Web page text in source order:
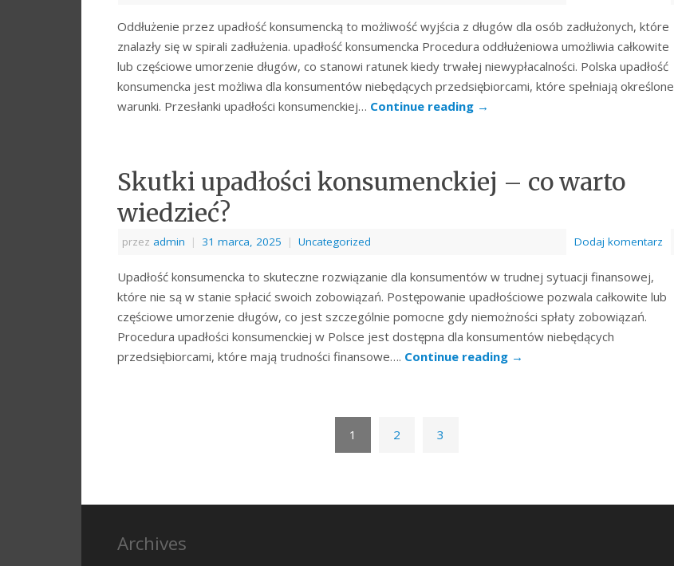
Oddłużenie przez upadłość konsumencką to możliwość wyjścia z długów dla osób zadłużonych, które
znalazły się w spirali zadłużenia. upadłość konsumencka Procedura oddłużeniowa umożliwia całkowite
lub częściowe umorzenie długów, co stanowi ratunek kiedy trwałej niewypłacalności. Polska upadłość
konsumencka jest możliwa dla konsumentów niebędących przedsiębiorcami, które spełniają określone
warunki. Przesłanki upadłości konsumenckiej… Continue reading →
Skutki upadłości konsumenckiej – co warto
wiedzieć?
przez admin | 31 marca, 2025 | Uncategorized Dodaj komentarz
Upadłość konsumencka to skuteczne rozwiązanie dla konsumentów w trudnej sytuacji finansowej,
które nie są w stanie spłacić swoich zobowiązań. Postępowanie upadłościowe pozwala całkowite lub
częściowe umorzenie długów, co jest szczególnie pomocne gdy niemożności spłaty zobowiązań.
Procedura upadłości konsumenckiej w Polsce jest dostępna dla konsumentów niebędących
przedsiębiorcami, które mają trudności finansowe…. Continue reading →
1 2 3
Archives